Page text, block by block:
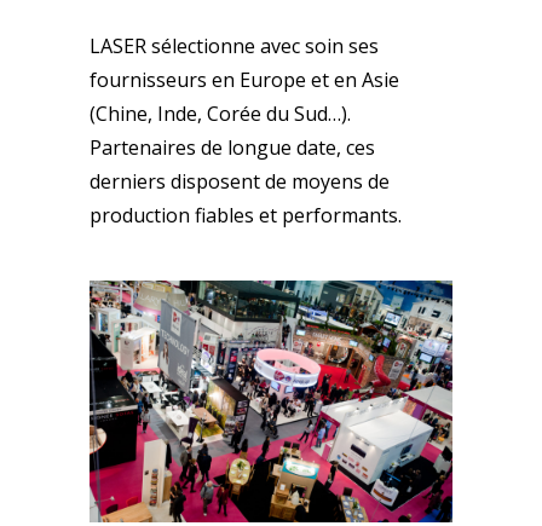
LASER sélectionne avec soin ses
fournisseurs en Europe et en Asie
(Chine, Inde, Corée du Sud…).
Partenaires de longue date, ces
derniers disposent de moyens de
production fiables et performants.